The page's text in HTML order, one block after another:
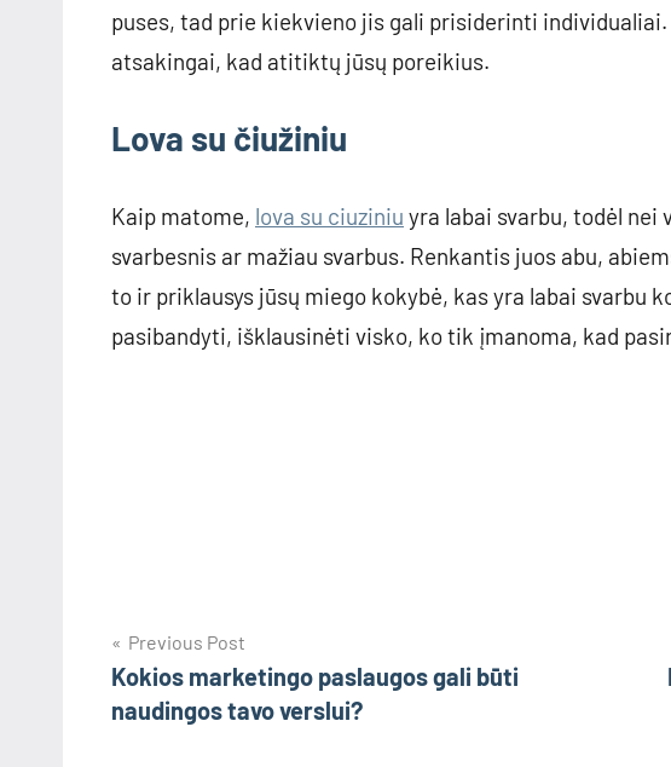
puses, tad prie kiekvieno jis gali prisiderinti
atsakingai, kad atitiktų jūsų poreikius.
Lova su čiužiniu
Kaip matome, lova su ciuziniu yra labai svarbu, todėl
svarbesnis ar mažiau svarbus. Renkantis juos abu,
to ir priklausys jūsų miego kokybė, kas yra labai svarbu
pasibandyti, išklausinėti visko, ko tik įmanoma, kad
Navigacija
tarp
Previous Post
Kokios marketingo paslaugos gali būti
naudingos tavo verslui?